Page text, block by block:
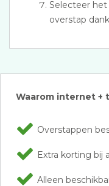
Selecteer
overstap
Waarom internet +
Overstappen
Extra korting bij
Alleen